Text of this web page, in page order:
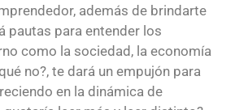
además de brindarte
pautas para entender los
como la sociedad, la economía
no?, te dará un empujón para
en la dinámica de